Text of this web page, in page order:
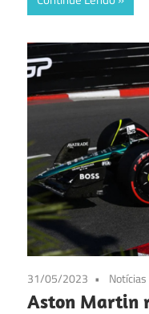
31/05/2023 Notícias
Aston Martin